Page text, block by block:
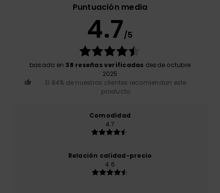
Puntuación media
4.7/5
basado en 38 reseñas verificadas desde octubre
2025
El 84% de nuestros clientes recomiendan este
producto
Comodidad
4.7
Relación calidad-precio
4.6